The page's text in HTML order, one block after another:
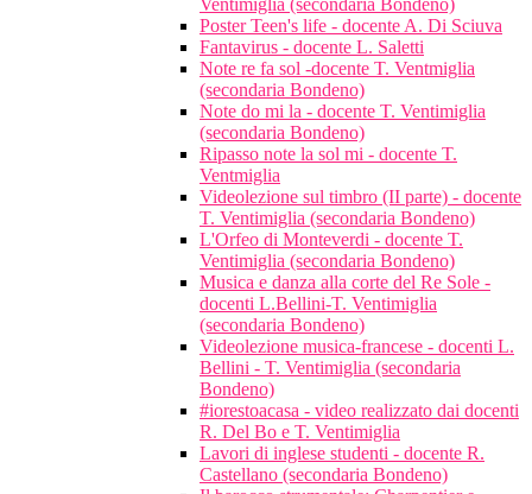
Ventimiglia (secondaria Bondeno)
Poster Teen's life - docente A. Di Sciuva
Fantavirus - docente L. Saletti
Note re fa sol -docente T. Ventmiglia
(secondaria Bondeno)
Note do mi la - docente T. Ventimiglia
(secondaria Bondeno)
Ripasso note la sol mi - docente T.
Ventmiglia
Videolezione sul timbro (II parte) - docente
T. Ventimiglia (secondaria Bondeno)
L'Orfeo di Monteverdi - docente T.
Ventimiglia (secondaria Bondeno)
Musica e danza alla corte del Re Sole -
docenti L.Bellini-T. Ventimiglia
(secondaria Bondeno)
Videolezione musica-francese - docenti L.
Bellini - T. Ventimiglia (secondaria
Bondeno)
#iorestoacasa - video realizzato dai docenti
R. Del Bo e T. Ventimiglia
Lavori di inglese studenti - docente R.
Castellano (secondaria Bondeno)